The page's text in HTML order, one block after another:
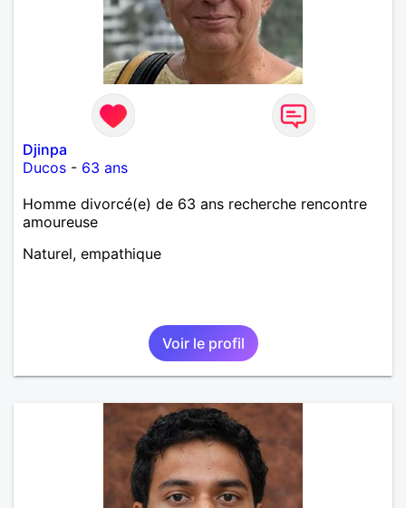
Djinpa
Ducos - 63 ans
Homme divorcé(e) de 63 ans recherche rencontre
amoureuse
Naturel, empathique
Voir le profil